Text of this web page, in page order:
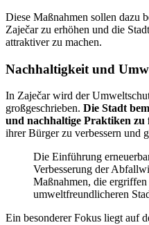
Diese Maßnahmen sollen dazu
Zaječar zu erhöhen und die
attraktiver zu machen.
Nachhaltigkeit und
In Zaječar wird der
großgeschrieben. Die Stadt
und nachhaltige Praktiken zu
ihrer Bürger zu verbessern und
Die Einführung
Verbesserung der
Maßnahmen, die
umweltfreundlicheren
Ein besonderer Fokus liegt auf